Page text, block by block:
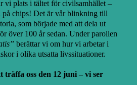
vi plats i tältet för civilsamhället –
chips! Det är vår blinkning till
som började med att dela ut
över 100 år sedan. Under parollen
berättar vi om hur vi arbetar i
i olika utsatta livssituationer.
träffa oss den 12 juni – vi ser